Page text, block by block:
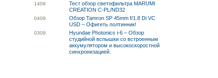
1409
Тест обзор светофильтра MARUMI
CREATION C-PL/ND32
0409
Обзор Tamron SP 45mm f/1.8 Di VC
USD – Офигеть полтинник!
0309
Hyundae Photonics i-6 – Обзор
студийной вспышки со встроенным
аккумулятором и высокоскоростной
синхронизацией.